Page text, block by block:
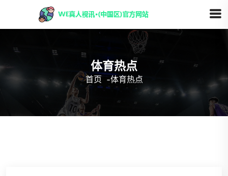
体育热点
首页 -体育热点